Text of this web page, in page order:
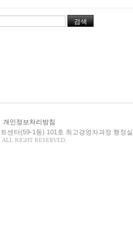
개인정보처리방침
센터(59-1동) 101호 최고경영자과정 행정실
RIGHT RESERVED.